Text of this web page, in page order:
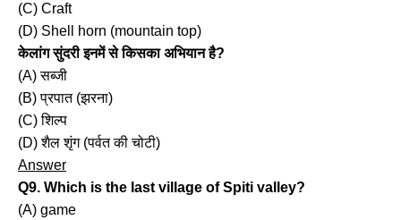
(C) Craft
(D) Shell horn (mountain top)
केलांग सुंदरी इनमें से किसका अभियान है?
(A) सब्जी
(B) प्रपात (झरना)
(C) शिल्प
(D) शैल शृंग (पर्वत की चोटी)
Answer
Q9. Which is the last village of Spiti valley?
(A) game